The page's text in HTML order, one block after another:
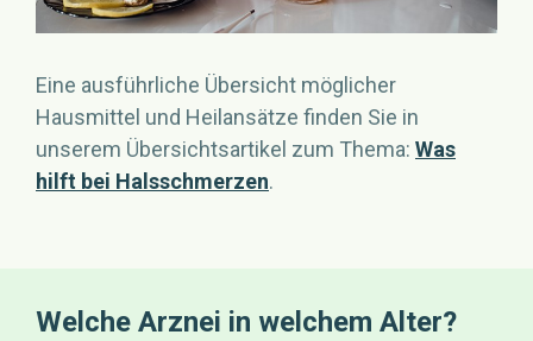
Eine ausführliche Übersicht möglicher
Hausmittel und Heilansätze finden Sie in
unserem Übersichtsartikel zum Thema: Was
hilft bei Halsschmerzen.
Welche Arznei in welchem Alter?